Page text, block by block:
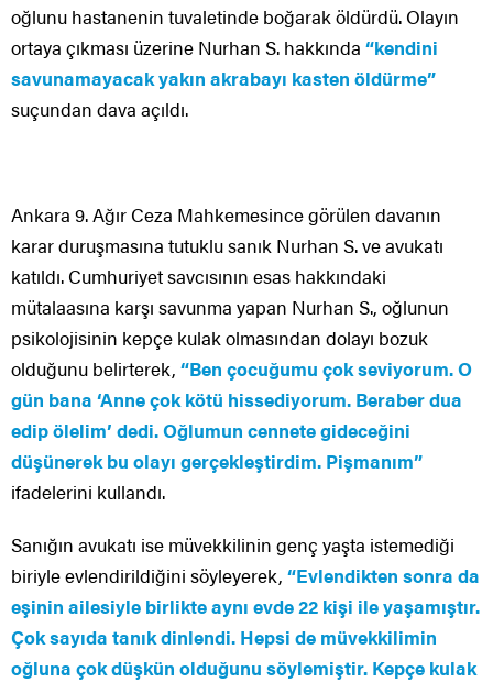
oğlunu hastanenin tuvaletinde boğarak öldürdü. Olayın
ortaya çıkması üzerine Nurhan S. hakkında “kendini
savunamayacak yakın akrabayı kasten öldürme”
suçundan dava açıldı.
Ankara 9. Ağır Ceza Mahkemesince görülen davanın
karar duruşmasına tutuklu sanık Nurhan S. ve avukatı
katıldı. Cumhuriyet savcısının esas hakkındaki
mütalaasına karşı savunma yapan Nurhan S., oğlunun
psikolojisinin kepçe kulak olmasından dolayı bozuk
olduğunu belirterek, “Ben çocuğumu çok seviyorum. O
gün bana ‘Anne çok kötü hissediyorum. Beraber dua
edip ölelim’ dedi. Oğlumun cennete gideceğini
düşünerek bu olayı gerçekleştirdim. Pişmanım”
ifadelerini kullandı.
Sanığın avukatı ise müvekkilinin genç yaşta istemediği
biriyle evlendirildiğini söyleyerek, “Evlendikten sonra da
eşinin ailesiyle birlikte aynı evde 22 kişi ile yaşamıştır.
Çok sayıda tanık dinlendi. Hepsi de müvekkilimin
oğluna çok düşkün olduğunu söylemiştir. Kepçe kulak